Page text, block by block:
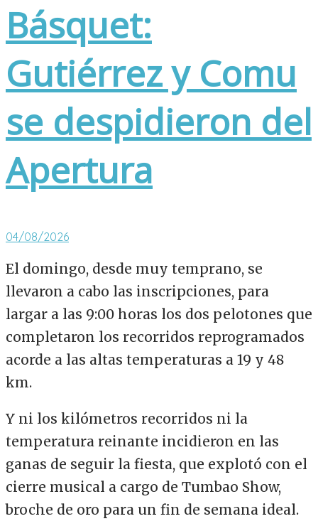
Básquet:
Gutiérrez y Comu
se despidieron del
Apertura
04/08/2026
El domingo, desde muy temprano, se
llevaron a cabo las inscripciones, para
largar a las 9:00 horas los dos pelotones que
completaron los recorridos reprogramados
acorde a las altas temperaturas a 19 y 48
km.
Y ni los kilómetros recorridos ni la
temperatura reinante incidieron en las
ganas de seguir la fiesta, que explotó con el
cierre musical a cargo de Tumbao Show,
broche de oro para un fin de semana ideal.